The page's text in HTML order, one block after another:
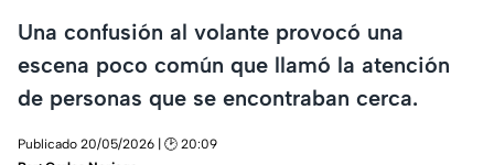
Una confusión al volante provocó una
escena poco común que llamó la atención
de personas que se encontraban cerca.
Publicado 20/05/2026 | 🕑 20:09